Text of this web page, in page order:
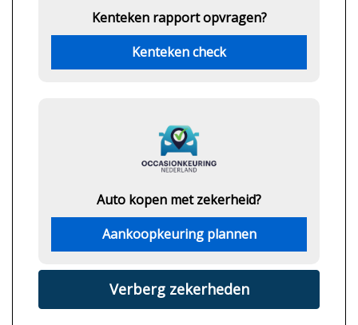
Kenteken rapport opvragen?
Kenteken check
Auto kopen met zekerheid?
Aankoopkeuring plannen
Verberg zekerheden